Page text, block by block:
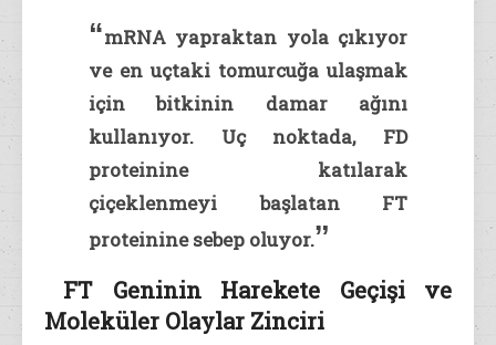
“mRNA yapraktan yola çıkıyor
ve en uçtaki tomurcuğa ulaşmak
için bitkinin damar ağını
kullanıyor. Uç noktada, FD
proteinine katılarak
çiçeklenmeyi başlatan FT
proteinine sebep oluyor.ˮ
FT Geninin Harekete Geçişi ve
Moleküler Olaylar Zinciri